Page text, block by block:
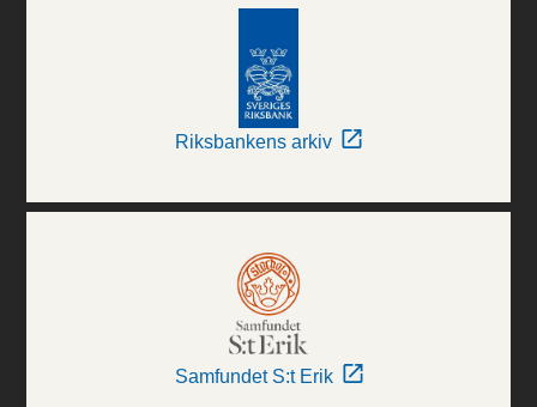
Riksbankens arkiv
Samfundet S:t Erik